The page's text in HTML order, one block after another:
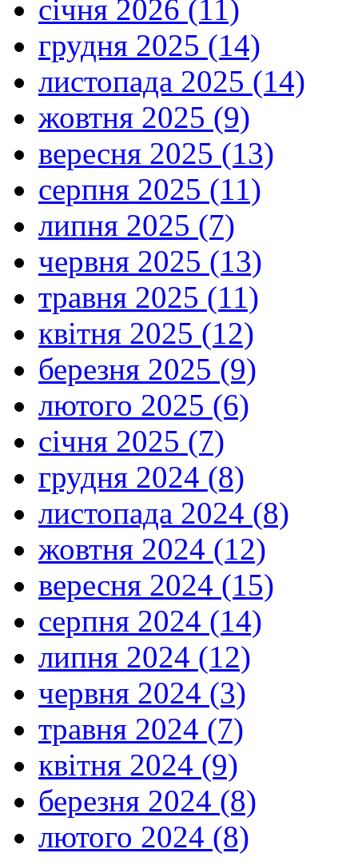
січня 2026 (11)
грудня 2025 (14)
листопада 2025 (14)
жовтня 2025 (9)
вересня 2025 (13)
серпня 2025 (11)
липня 2025 (7)
червня 2025 (13)
травня 2025 (11)
квітня 2025 (12)
березня 2025 (9)
лютого 2025 (6)
січня 2025 (7)
грудня 2024 (8)
листопада 2024 (8)
жовтня 2024 (12)
вересня 2024 (15)
серпня 2024 (14)
липня 2024 (12)
червня 2024 (3)
травня 2024 (7)
квітня 2024 (9)
березня 2024 (8)
лютого 2024 (8)